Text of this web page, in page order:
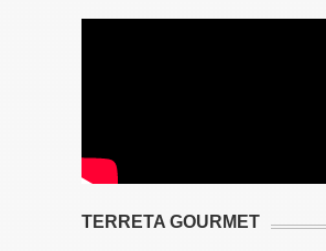
TERRETA GOURMET